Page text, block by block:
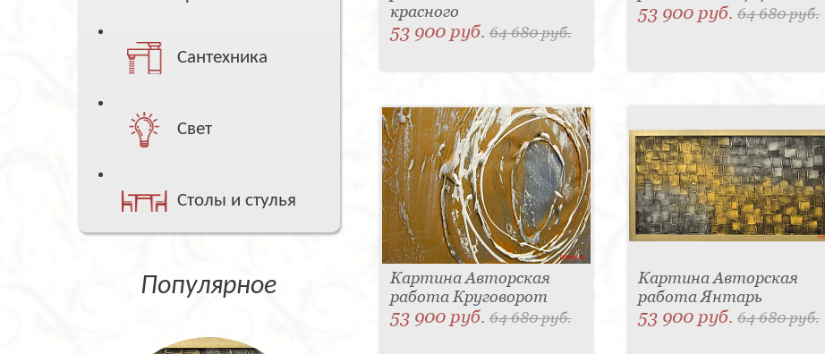
Сантехника
Свет
Столы и стулья
Популярное
красного
53 900 руб.64 680 руб.
53 900 руб. 64 680 руб.
Картина Авторская
работа Круговорот
53 900 руб.64 680 руб.
Картина Авторская
работа Янтарь
53 900 руб. 64 680 руб.